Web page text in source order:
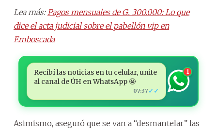
Lea más: Pagos mensuales de G. 300.000: Lo que
dice el acta judicial sobre el pabellón vip en
Emboscada
Recibí las noticias en tu celular, unite
al canal de ÚH en WhatsApp 🤩
07:37 ✓✓
1
Asimismo, aseguró que se van a “desmantelar” las